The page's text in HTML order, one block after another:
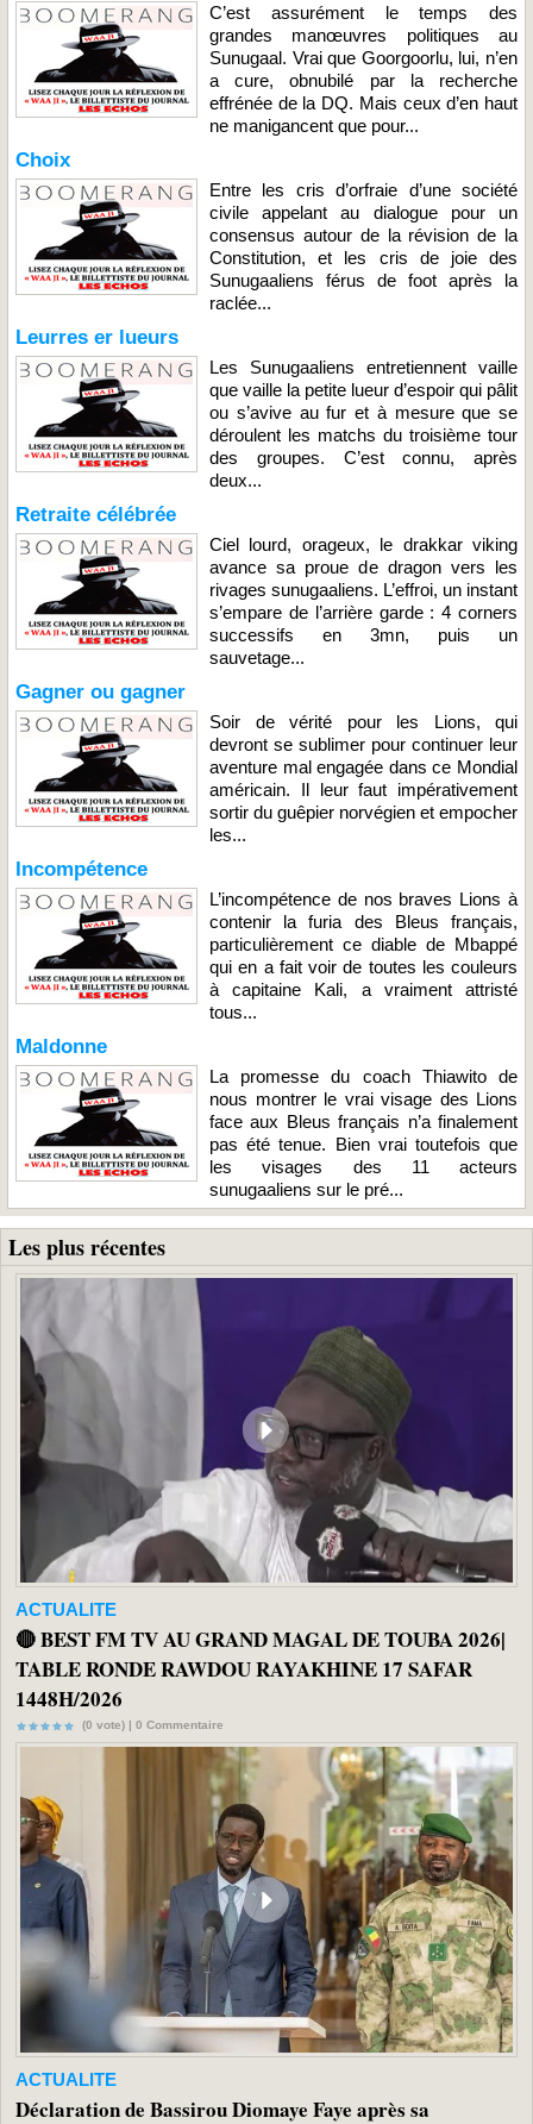
C’est assurément le temps des
grandes manœuvres politiques au
Sunugaal. Vrai que Goorgoorlu, lui, n’en
a cure, obnubilé par la recherche
effrénée de la DQ. Mais ceux d’en haut
ne manigancent que pour...
Choix
Entre les cris d’orfraie d’une société
civile appelant au dialogue pour un
consensus autour de la révision de la
Constitution, et les cris de joie des
Sunugaaliens férus de foot après la
raclée...
Leurres er lueurs
Les Sunugaaliens entretiennent vaille
que vaille la petite lueur d’espoir qui pâlit
ou s’avive au fur et à mesure que se
déroulent les matchs du troisième tour
des groupes. C’est connu, après
deux...
Retraite célébrée
Ciel lourd, orageux, le drakkar viking
avance sa proue de dragon vers les
rivages sunugaaliens. L’effroi, un instant
s’empare de l’arrière garde : 4 corners
successifs en 3mn, puis un
sauvetage...
Gagner ou gagner
Soir de vérité pour les Lions, qui
devront se sublimer pour continuer leur
aventure mal engagée dans ce Mondial
américain. Il leur faut impérativement
sortir du guêpier norvégien et empocher
les...
Incompétence
L’incompétence de nos braves Lions à
contenir la furia des Bleus français,
particulièrement ce diable de Mbappé
qui en a fait voir de toutes les couleurs
à capitaine Kali, a vraiment attristé
tous...
Maldonne
La promesse du coach Thiawito de
nous montrer le vrai visage des Lions
face aux Bleus français n’a finalement
pas été tenue. Bien vrai toutefois que
les visages des 11 acteurs
sunugaaliens sur le pré...
Les plus récentes
ACTUALITE
🔴 BEST FM TV AU GRAND MAGAL DE TOUBA 2026|
TABLE RONDE RAWDOU RAYAKHINE 17 SAFAR
1448H/2026
(0 vote) | 0 Commentaire
ACTUALITE
Déclaration de Bassirou Diomaye Faye après sa